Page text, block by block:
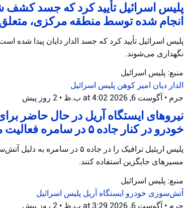
پلیس اسرائیل تأیید کرد که جسد
انجام شده توسط منطقه مرکزی،
نگهداری می‌شوند.
منبع: پلیس اسرائیل
الدار دیان امیر کوهن پلیس اسرائیل
جرم • آگوست 6, 2026 at 4:02 ب.ظ • 2 روز پیش
نیروهای ایستگاه آریل در حال حاضر
خودرو در کنار جاده ۵ در سامره فعالیت می‌کنند.
پلیس اریئیل ترافیک را در جاده
مسیرهای جایگزین استفاده کنند.
منبع: پلیس اسرائیل
آتش‌سوزی خودرو ایستگاه آریل پلیس اسرائیل
جرم • آگوست 6, 2026 at 3:29 ب.ظ • 2 روز پیش